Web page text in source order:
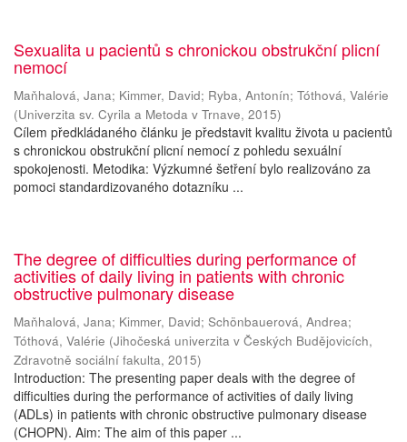
Sexualita u pacientů s chronickou obstrukční plicní
nemocí
Maňhalová, Jana; Kimmer, David; Ryba, Antonín; Tóthová, Valérie
(Univerzita sv. Cyrila a Metoda v Trnave, 2015)
Cílem předkládaného článku je představit kvalitu života u pacientů
s chronickou obstrukční plicní nemocí z pohledu sexuální
spokojenosti. Metodika: Výzkumné šetření bylo realizováno za
pomoci standardizovaného dotazníku ...
The degree of difficulties during performance of
activities of daily living in patients with chronic
obstructive pulmonary disease
Maňhalová, Jana; Kimmer, David; Schönbauerová, Andrea;
Tóthová, Valérie (Jihočeská univerzita v Českých Budějovicích,
Zdravotně sociální fakulta, 2015)
Introduction: The presenting paper deals with the degree of
difficulties during the performance of activities of daily living
(ADLs) in patients with chronic obstructive pulmonary disease
(CHOPN). Aim: The aim of this paper ...